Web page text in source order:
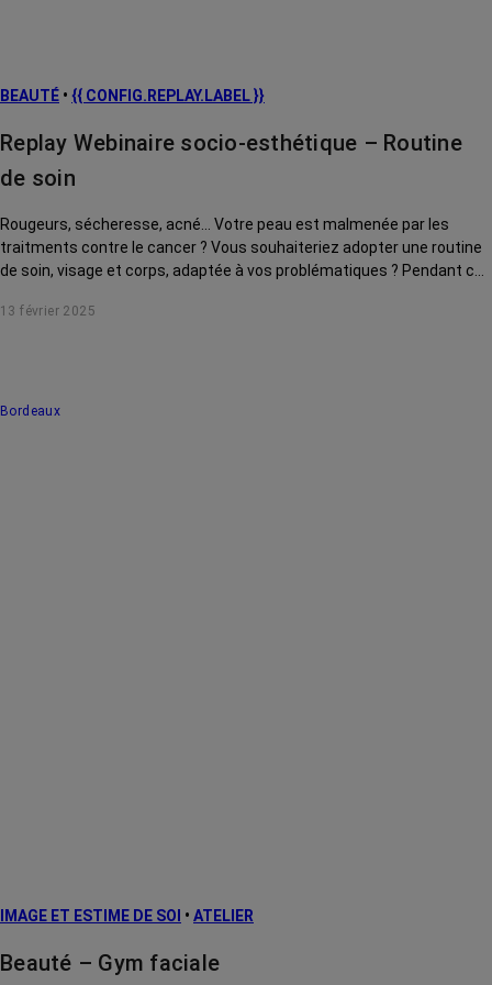
BEAUTÉ • {{ CONFIG.REPLAY.LABEL }}
Replay Webinaire socio-esthétique – Routine
de soin
Rougeurs, sécheresse, acné... Votre peau est malmenée par les
traitments contre le cancer ? Vous souhaiteriez adopter une routine
de soin, visage et corps, adaptée à vos problématiques ? Pendant ce
produits incontournables, à avoir dans votre salle de bain pour
13 février 2025
Bordeaux
IMAGE ET ESTIME DE SOI • ATELIER
Beauté – Gym faciale